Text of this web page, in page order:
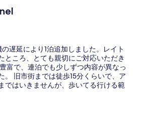
遅延により1泊追加しました。レイト
ところ、とても親切にご対応いただき
富で、連泊でも少しずつ内容が異なっ
。 旧市街までは徒歩15分くらいで、ア
ではいきませんが、歩いてる行ける範
ローブやアメニティも完備されていま